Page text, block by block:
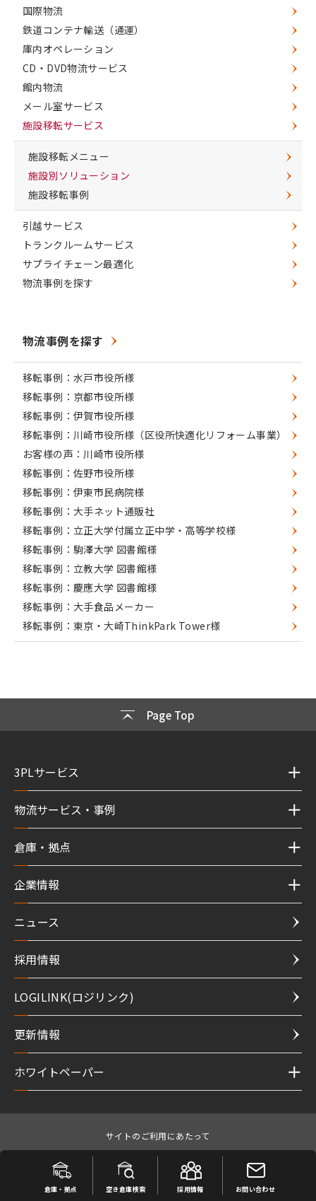
国際物流
鉄道コンテナ輸送（通運）
庫内オペレーション
CD・DVD物流サービス
館内物流
メール室サービス
施設移転サービス
施設移転メニュー
施設別ソリューション
施設移転事例
引越サービス
トランクルームサービス
サプライチェーン最適化
物流事例を探す
物流事例を探す
移転事例：水戸市役所様
移転事例：京都市役所様
移転事例：伊賀市役所様
移転事例：川崎市役所様（区役所快適化リフォーム事業）
お客様の声：川崎市役所様
移転事例：佐野市役所様
移転事例：伊東市民病院様
移転事例：大手ネット通販社
移転事例：立正大学付属立正中学・高等学校様
移転事例：駒澤大学 図書館様
移転事例：立教大学 図書館様
移転事例：慶應大学 図書館様
移転事例：大手食品メーカー
移転事例：東京・大崎ThinkPark Tower様
倉庫・拠点 空き倉庫検索 採用情報 お問い合わせ
Page Top
3PLサービス
物流サービス・事例
倉庫・拠点
企業情報
ニュース
採用情報
LOGILINK(ロジリンク)
更新情報
ホワイトペーパー
サイトのご利用にあたって
プライバシーポリシ
ー
サイトマップ